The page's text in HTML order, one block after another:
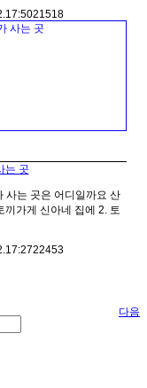
17:5021518
는 곳
사는 곳은 어디일까요 산
끼가게 신아네 집에 2. 토
17:2722453
다음